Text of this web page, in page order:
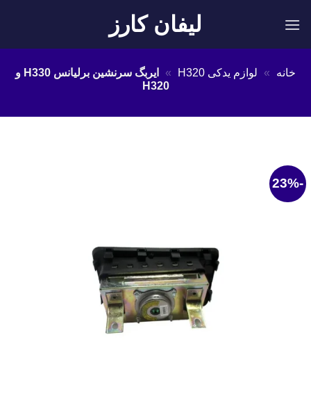
لیفان کارز
خانه » لوازم یدکی H320 »
ایربگ سرنشین برلیانس H330 و
H320
-23%